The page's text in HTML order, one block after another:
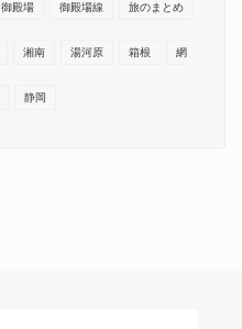
御殿場 御殿場線 旅のまとめ
湘南 湯河原 箱根 網
静岡